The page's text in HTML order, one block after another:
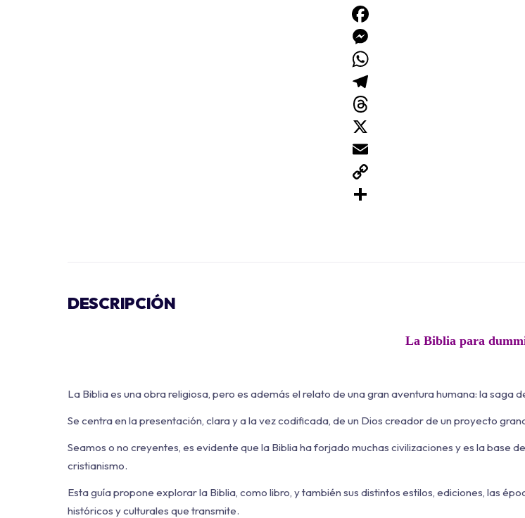
Facebook
Messenger
WhatsApp
Telegram
Threads
X
Email
Copy
DESCRIPCIÓN
La Biblia para
La Biblia es una obra religiosa, pero es además el relato de una gran aventura humana: la saga
Se centra en la presentación, clara y a la vez codificada, de un Dios creador de un proyecto
Seamos o no creyentes, es evidente que la Biblia ha forjado muchas civilizaciones y es la base
cristianismo.
Esta guía propone explorar la Biblia, como libro, y también sus distintos estilos, ediciones, las
históricos y culturales que transmite.